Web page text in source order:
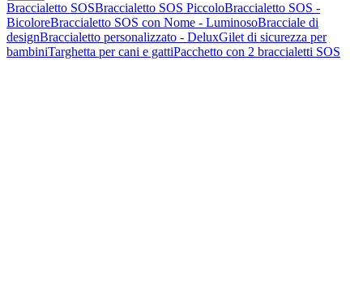
Braccialetto SOSBraccialetto SOS PiccoloBraccialetto SOS -
BicoloreBraccialetto SOS con Nome - LuminosoBracciale di
designBraccialetto personalizzato - DeluxGilet di sicurezza per
bambiniTarghetta per cani e gattiPacchetto con 2 braccialetti SOS